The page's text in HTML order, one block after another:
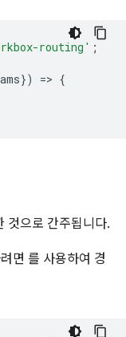
routing' ;
}) => {
것으로 간주됩니다.
면 를 사용하여 경